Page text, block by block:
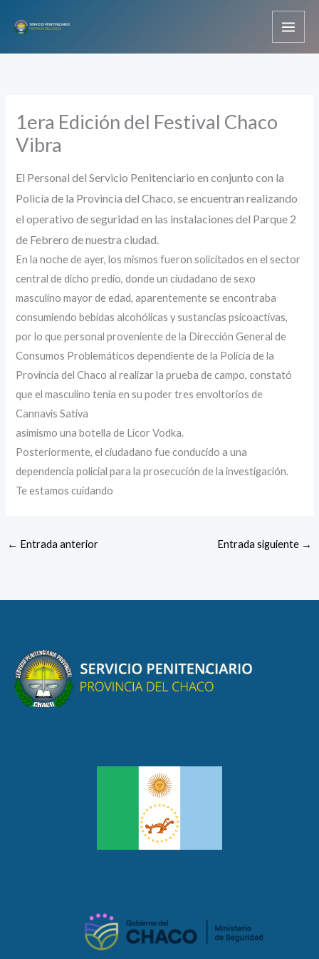
1era Edición del Festival Chaco
Vibra
El Personal del Servicio Penitenciario en conjunto con la
Policía de la Provincia del Chaco, se encuentran realizando
el operativo de seguridad en las instalaciones del Parque 2
de Febrero de nuestra ciudad.
En la noche de ayer, los mismos fueron solicitados en el sector
central de dicho predio, donde un ciudadano de sexo
masculino mayor de edad, aparentemente se encontraba
consumiendo bebidas alcohólicas y sustancias psicoactivas,
por lo que personal proveniente de la Dirección General de
Consumos Problemáticos dependiente de la Policía de la
Provincia del Chaco al realizar la prueba de campo, constató
que el masculino tenía en su poder tres envoltorios de
Cannavis Sativa
asimismo una botella de Licor Vodka.
Posteriormente, el ciudadano fue conducido a una
dependencia policial para la prosecución de la investigación.
Te estamos cuidando
← Entrada anterior Entrada siguiente →